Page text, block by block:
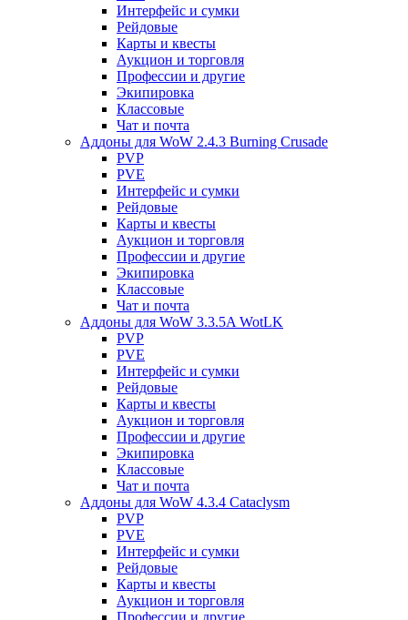
Интерфейс и сумки
Рейдовые
Карты и квесты
Аукцион и торговля
Профессии и другие
Экипировка
Классовые
Чат и почта
Аддоны для WoW 2.4.3 Burning Crusade
PVP
PVE
Интерфейс и сумки
Рейдовые
Карты и квесты
Аукцион и торговля
Профессии и другие
Экипировка
Классовые
Чат и почта
Аддоны для WoW 3.3.5A WotLK
PVP
PVE
Интерфейс и сумки
Рейдовые
Карты и квесты
Аукцион и торговля
Профессии и другие
Экипировка
Классовые
Чат и почта
Аддоны для WoW 4.3.4 Cataclysm
PVP
PVE
Интерфейс и сумки
Рейдовые
Карты и квесты
Аукцион и торговля
Профессии и другие